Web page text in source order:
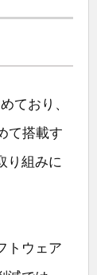
ており、
て搭載す
り組みに
トウェア